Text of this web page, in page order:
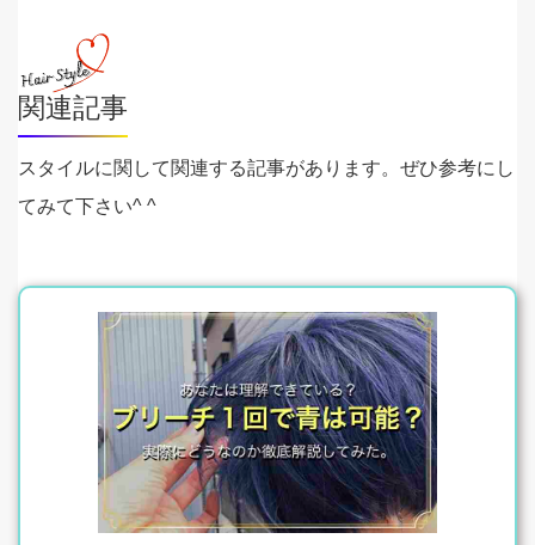
関連記事
スタイルに関して関連する記事があります。ぜひ参考にし
てみて下さい^ ^